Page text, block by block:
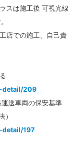
スは施工後 可視光線
店での施工、自己責
detail/209
送車両の保安基準
）
197